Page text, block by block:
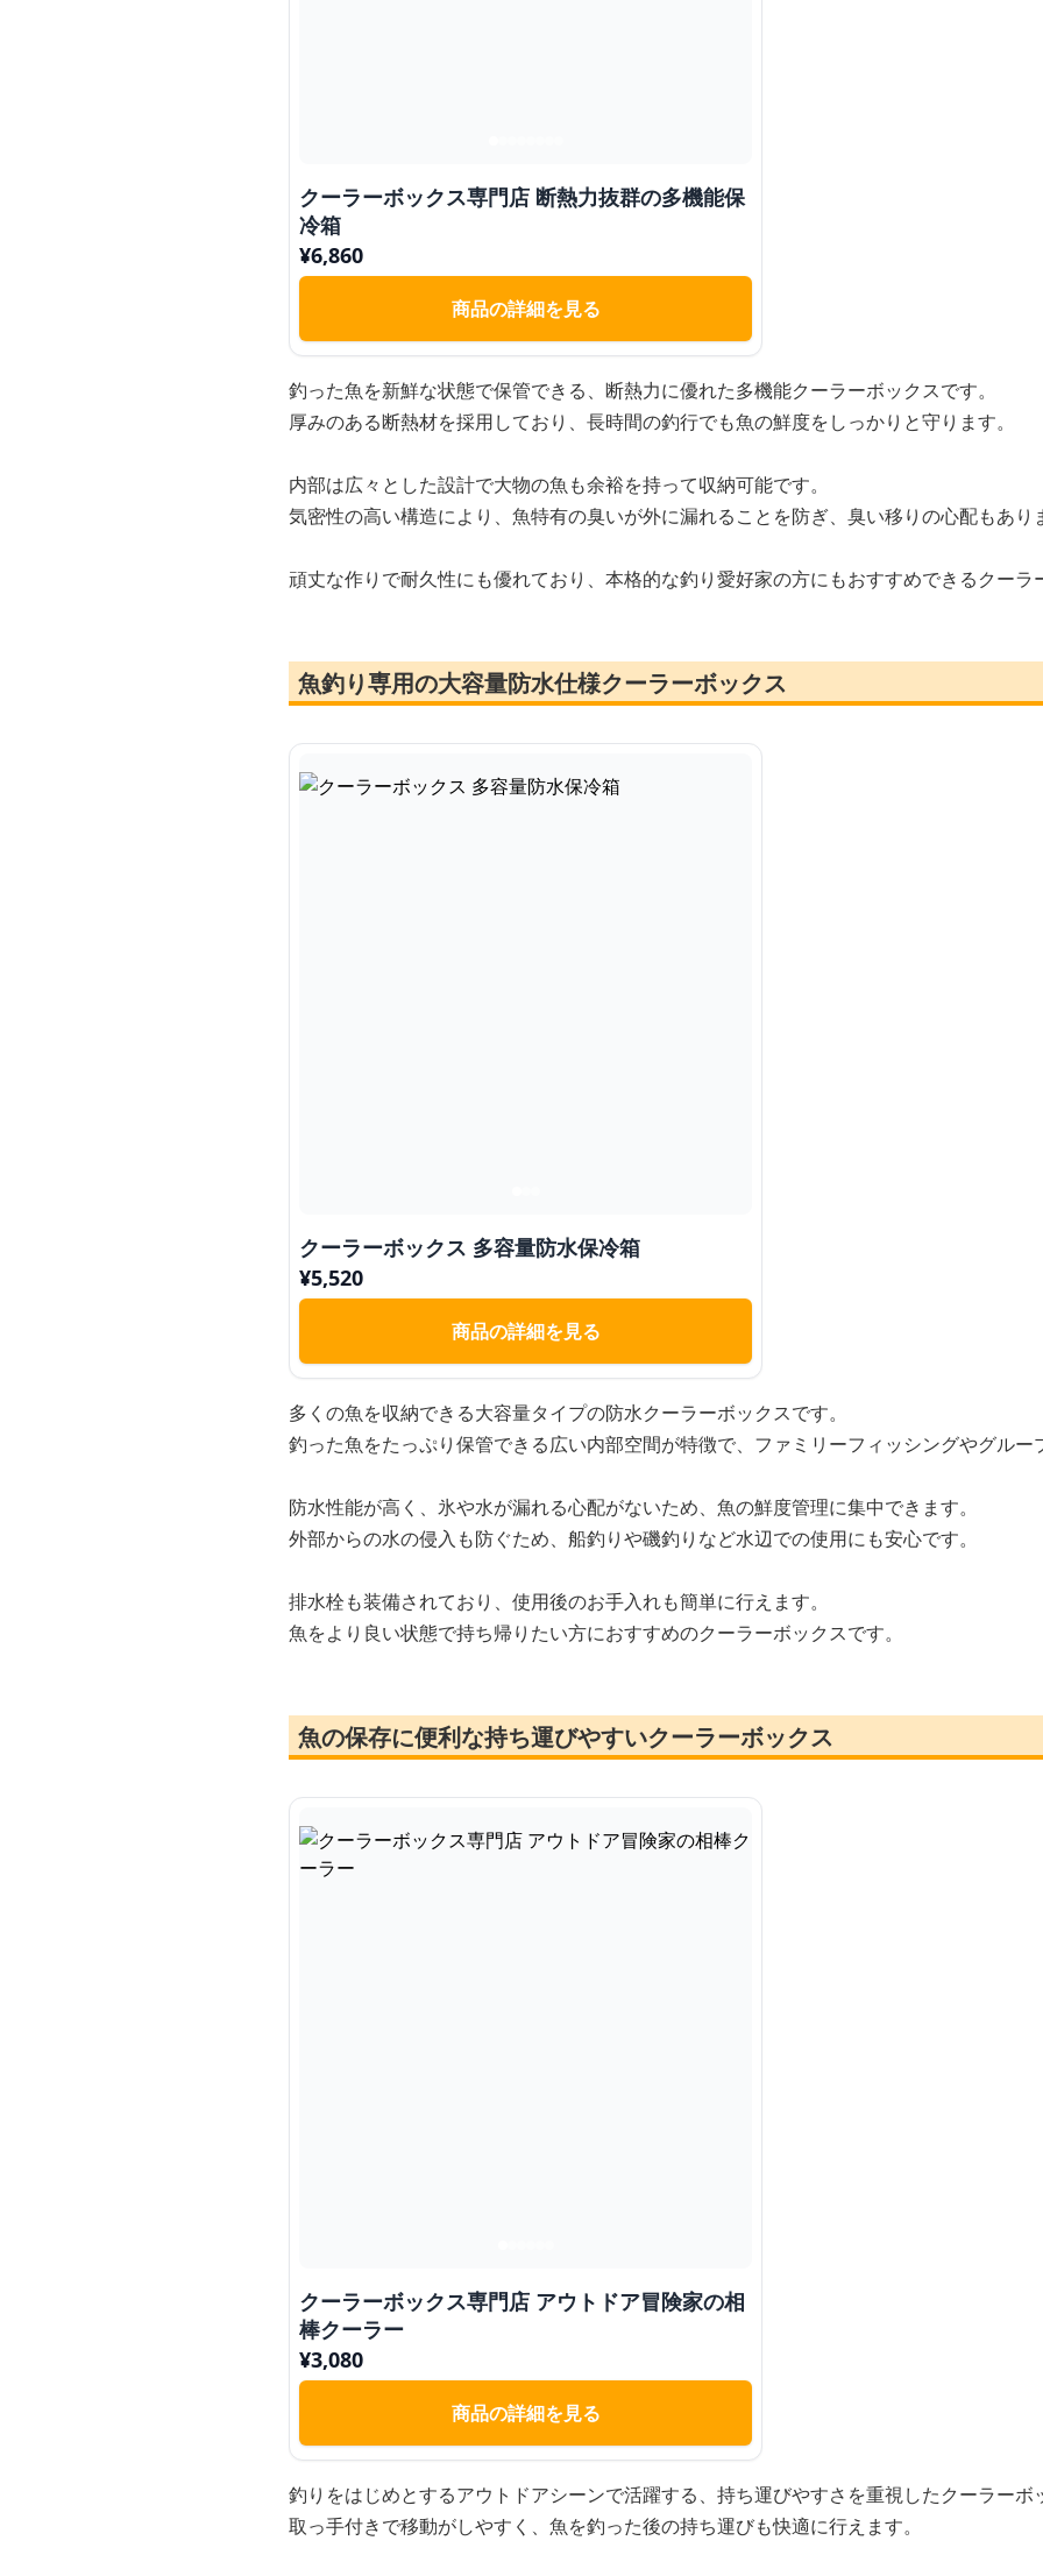
クーラーボックス専門店 断熱力抜群の多機能保
冷箱
¥6,860
商品の詳細を見る
釣った魚を新鮮な状態で保管できる、断熱力に優れた多機能クーラーボックスです。
厚みのある断熱材を採用しており、長時間の釣行でも魚の鮮度をしっかりと守ります。
内部は広々とした設計で大物の魚も余裕を持って収納可能です。
気密性の高い構造により、魚特有の臭いが外に漏れることを防ぎ、臭い移りの心配もあり
頑丈な作りで耐久性にも優れており、本格的な釣り愛好家の方にもおすすめできるクーラ
魚釣り専用の大容量防水仕様クーラーボックス
クーラーボックス 多容量防水保冷箱
¥5,520
商品の詳細を見る
多くの魚を収納できる大容量タイプの防水クーラーボックスです。
釣った魚をたっぷり保管できる広い内部空間が特徴で、ファミリーフィッシングやグルー
防水性能が高く、氷や水が漏れる心配がないため、魚の鮮度管理に集中できます。
外部からの水の侵入も防ぐため、船釣りや磯釣りなど水辺での使用にも安心です。
排水栓も装備されており、使用後のお手入れも簡単に行えます。
魚をより良い状態で持ち帰りたい方におすすめのクーラーボックスです。
魚の保存に便利な持ち運びやすいクーラーボックス
クーラーボックス専門店 アウトドア冒険家の相
棒クーラー
¥3,080
商品の詳細を見る
釣りをはじめとするアウトドアシーンで活躍する、持ち運びやすさを重視したクーラーボ
取っ手付きで移動がしやすく、魚を釣った後の持ち運びも快適に行えます。